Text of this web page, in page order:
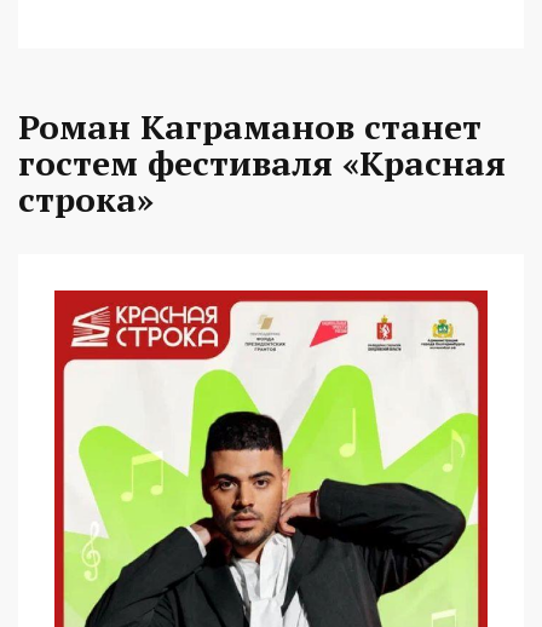
Роман Каграманов станет
гостем фестиваля «Красная
строка»